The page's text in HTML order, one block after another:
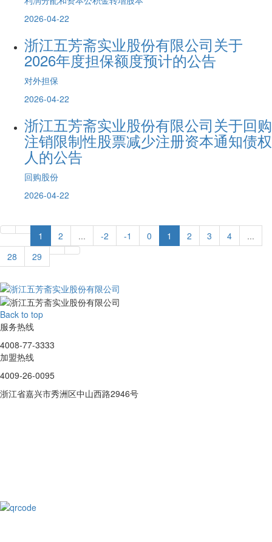
2026-04-22
浙江五芳斋实业股份有限公司关于
2026年度担保额度预计的公告
对外担保
2026-04-22
浙江五芳斋实业股份有限公司关于回购
注销限制性股票减少注册资本通知债权
人的公告
回购股份
2026-04-22
1 2 ... -2 -1 0 1 2 3 4
...
28
29
Back to top
服务热线
4008-77-3333
加盟热线
4009-26-0095
浙江省嘉兴市秀洲区中山西路2946号